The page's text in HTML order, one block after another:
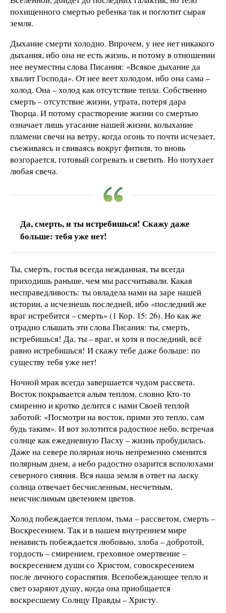
похищенного смертью ребенка так и поглотит сырая
земля.
Дыхание смерти холодно. Впрочем, у нее нет никакого
дыхания, ибо она не есть жизнь, и потому в отношении
нее неуместны слова Писания: «Всякое дыхание да
хвалит Господа». От нее веет холодом, ибо она сама –
холод. Она – холод как отсутствие тепла. Собственно
смерть – отсутствие жизни, утрата, потеря дара
Творца. И потому срастворение жизни со смертью
означает лишь угасание нашей жизни, колыхание
пламени свечи на ветру, когда огонь то почти исчезает,
съеживаясь и свиваясь вокруг фитиля, то вновь
возгорается, готовый согревать и светить. Но потухает
любая свеча.
Да, смерть, и ты истребишься! Скажу даже
больше: тебя уже нет!
Ты, смерть, гостья всегда нежданная, ты всегда
приходишь раньше, чем мы рассчитывали. Какая
несправедливость: ты овладела нами на заре нашей
истории, а исчезнешь последней, ибо «последний же
враг истребится – смерть» (1 Кор. 15: 26). Но как же
отрадно слышать эти слова Писания: ты, смерть,
истребишься! Да, ты – враг, и хотя и последний, всё
равно истребишься! И скажу тебе даже больше: по
существу тебя уже нет!
Ночной мрак всегда завершается чудом рассвета.
Восток покрывается алым теплом, словно Кто-то
смиренно и кротко делится с нами Своей теплой
заботой: «Посмотри на восток, прими это тепло, сам
будь таким». И вот золотится радостное небо, встречая
солнце как ежедневную Пасху – жизнь пробудилась.
Даже на севере полярная ночь непременно сменится
полярным днем, а небо радостно озарится всполохами
северного сияния. Вся наша земля в ответ на ласку
солнца отвечает бесчисленным, несчетным,
неисчислимым цветением цветов.
Холод побеждается теплом, тьма – рассветом, смерть –
Воскресением. Так и в нашем внутреннем мире
ненависть побеждается любовью, злоба – добротой,
гордость – смирением, греховное омертвение –
воскресением души со Христом, совоскресением
после личного сораспятия. Всепобеждающее тепло и
свет озаряют душу, когда она приобщается
воскресшему Солнцу Правды – Христу.